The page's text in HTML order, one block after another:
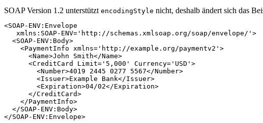
SOAP Version 1.2 unterstützt encodingStyle nicht, deshalb ändert sich das
<SOAP-ENV:Envelope
   xmlns:SOAP-ENV='http://schemas.xmlsoap.org/soap/envelope/'>
  <SOAP-ENV:Body>
    <PaymentInfo xmlns='http://example.org/paymentv2'>
      <Name>John Smith</Name>
      <CreditCard Limit='5,000' Currency='USD'>
        <Number>4019 2445 0277 5567</Number>
        <Issuer>Example Bank</Issuer>
        <Expiration>04/02</Expiration>
      </CreditCard>
    </PaymentInfo>
  </SOAP-ENV:Body>
</SOAP-ENV:Envelope>